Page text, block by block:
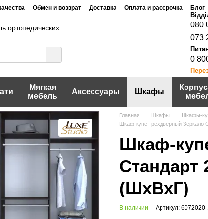
Обмен и возврат Доставка Оплата и рассрочка Блог
Договор публичной
ортопедических
080
073
0
Мягкая
мебель
Аксессуары Шкафы
Главная Шкафы Шкафы-
Шкаф-купе трехдверный Зеркало
Шкаф-
Стандарт
(ШхВхГ)
В наличии Артикул: